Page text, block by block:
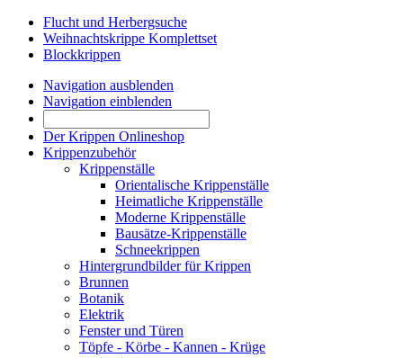
Flucht und Herbergsuche
Weihnachtskrippe Komplettset
Blockkrippen
Navigation ausblenden
Navigation einblenden
Der Krippen Onlineshop
Krippenzubehör
Krippenställe
Orientalische Krippenställe
Heimatliche Krippenställe
Moderne Krippenställe
Bausätze-Krippenställe
Schneekrippen
Hintergrundbilder für Krippen
Brunnen
Botanik
Elektrik
Fenster und Türen
Töpfe - Körbe - Kannen - Krüge